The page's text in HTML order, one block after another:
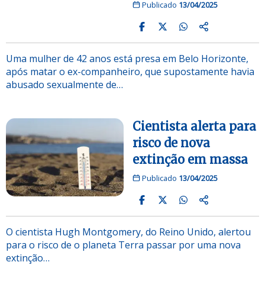
Publicado 13/04/2025
Uma mulher de 42 anos está presa em Belo Horizonte,
após matar o ex-companheiro, que supostamente havia
abusado sexualmente de…
Cientista alerta para
risco de nova
extinção em massa
Publicado 13/04/2025
O cientista Hugh Montgomery, do Reino Unido, alertou
para o risco de o planeta Terra passar por uma nova
extinção…